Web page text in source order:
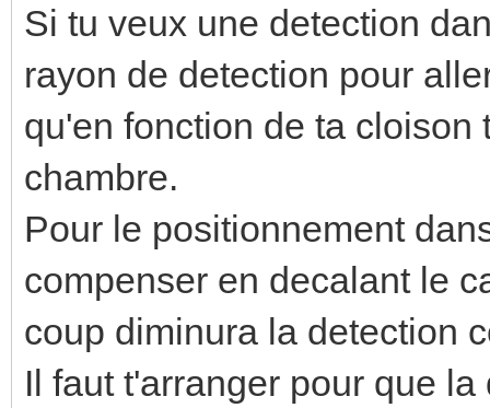
Si tu veux une detection
rayon de detection pour
qu'en fonction de ta
chambre.
Pour le positionnement
compenser en decalant le
coup diminura la detection
Il faut t'arranger pour que